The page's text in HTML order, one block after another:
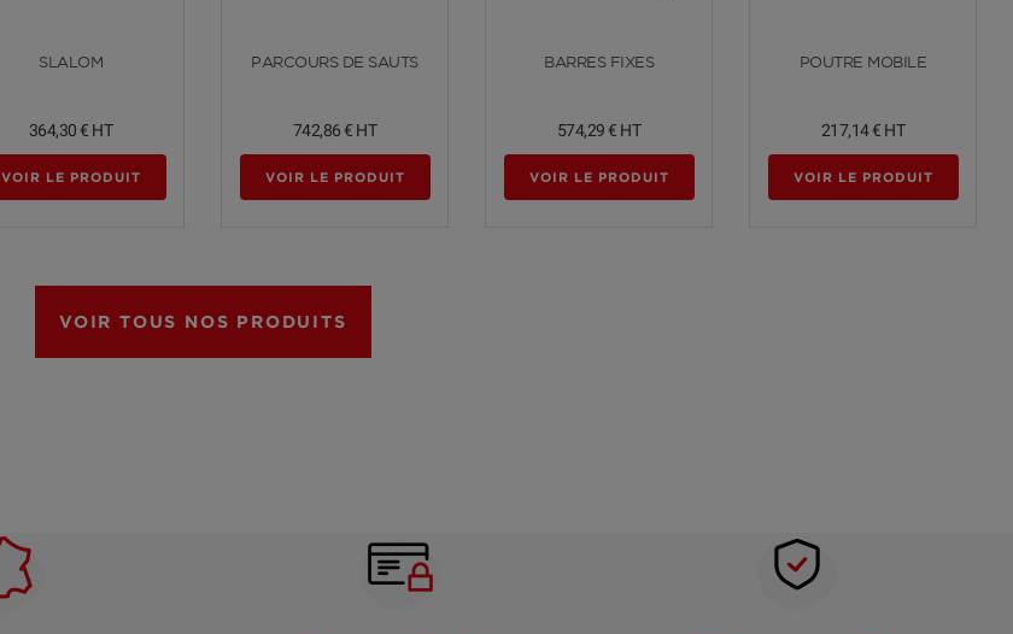
Voir plus
SLALOM
364,30 € HT
VOIR LE PRODUIT
Voir plus
PARCOURS DE SAUTS
742,86 € HT
VOIR LE PRODUIT
Voir plus
BARRES FIXES
574,29 € HT
VOIR LE PRODUIT
Voir plus
POUTRE MOBILE
217,14 € HT
VOIR LE PRODUIT
VOIR TOUS NOS PRODUITS